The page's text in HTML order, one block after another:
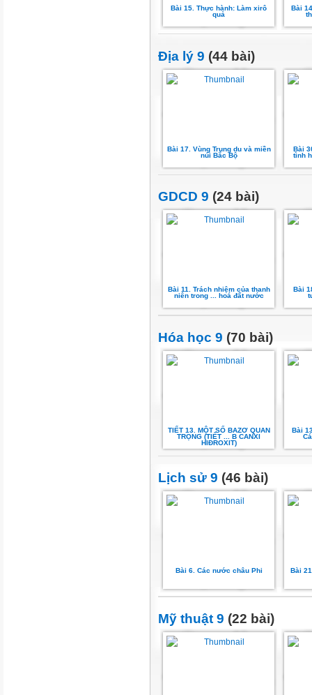
Bài 15. Thực hành: Làm xirô
quả
Bài
Địa lý 9 (44 bài)
Bài 17. Vùng Trung du và miền
núi Bắc Bộ
Bài
tình
GDCD 9 (24 bài)
Bài 11. Trách nhiệm của thanh
niên trong ... hoá đất nước
Bài
Hóa học 9 (70 bài)
TIẾT 13. MỘT SỐ BAZƠ QUAN
TRỌNG (TIẾT ... B CANXI
HIĐROXIT)
Bài
Lịch sử 9 (46 bài)
Bài 6. Các nước châu Phi Bài
Mỹ thuật 9 (22 bài)